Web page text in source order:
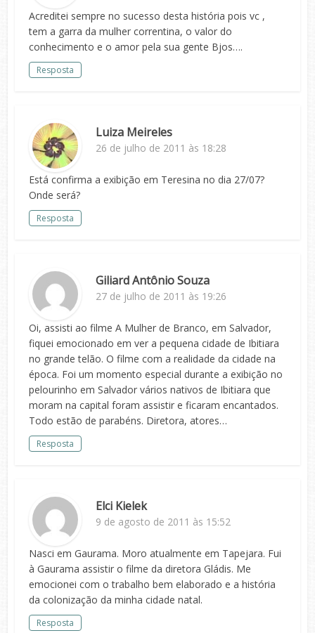
Acreditei sempre no sucesso desta história pois vc ,
tem a garra da mulher correntina, o valor do
conhecimento e o amor pela sua gente Bjos….
Resposta
Luiza Meireles
26 de julho de 2011 às 18:28
Está confirma a exibição em Teresina no dia 27/07?
Onde será?
Resposta
Giliard Antônio Souza
27 de julho de 2011 às 19:26
Oi, assisti ao filme A Mulher de Branco, em Salvador,
fiquei emocionado em ver a pequena cidade de Ibitiara
no grande telão. O filme com a realidade da cidade na
época. Foi um momento especial durante a exibição no
pelourinho em Salvador vários nativos de Ibitiara que
moram na capital foram assistir e ficaram encantados.
Todo estão de parabéns. Diretora, atores…
Resposta
Elci Kielek
9 de agosto de 2011 às 15:52
Nasci em Gaurama. Moro atualmente em Tapejara. Fui
à Gaurama assistir o filme da diretora Gládis. Me
emocionei com o trabalho bem elaborado e a história
da colonização da minha cidade natal.
Resposta